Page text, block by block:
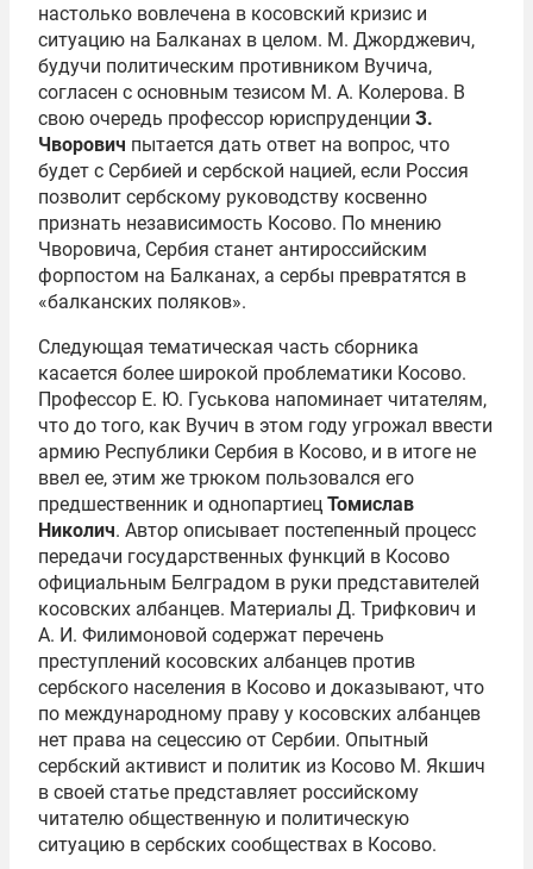
настолько вовлечена в косовский кризис и
ситуацию на Балканах в целом. М. Джорджевич,
будучи политическим противником Вучича,
согласен с основным тезисом М. А. Колерова. В
свою очередь профессор юриспруденции З.
Чворович пытается дать ответ на вопрос, что
будет с Сербией и сербской нацией, если Россия
позволит сербскому руководству косвенно
признать независимость Косово. По мнению
Чворовича, Сербия станет антироссийским
форпостом на Балканах, а сербы превратятся в
«балканских поляков».
Следующая тематическая часть сборника
касается более широкой проблематики Косово.
Профессор Е. Ю. Гуськова напоминает читателям,
что до того, как Вучич в этом году угрожал ввести
армию Республики Сербия в Косово, и в итоге не
ввел ее, этим же трюком пользовался его
предшественник и однопартиец Томислав
Николич. Автор описывает постепенный процесс
передачи государственных функций в Косово
официальным Белградом в руки представителей
косовских албанцев. Материалы Д. Трифкович и
А. И. Филимоновой содержат перечень
преступлений косовских албанцев против
сербского населения в Косово и доказывают, что
по международному праву у косовских албанцев
нет права на сецессию от Сербии. Опытный
сербский активист и политик из Косово М. Якшич
в своей статье представляет российскому
читателю общественную и политическую
ситуацию в сербских сообществах в Косово.